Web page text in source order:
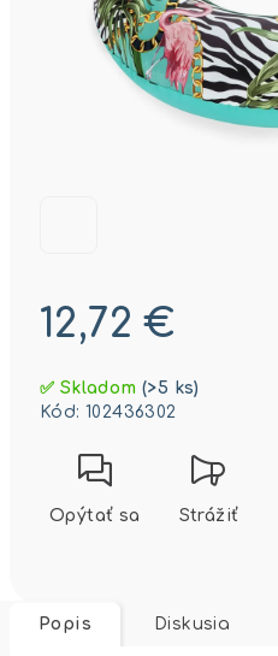
12,72 €
cena:
✅ Skladom(>5 ks)
Kód: 102436302
Opýtať sa Strážiť
Popis Diskusia